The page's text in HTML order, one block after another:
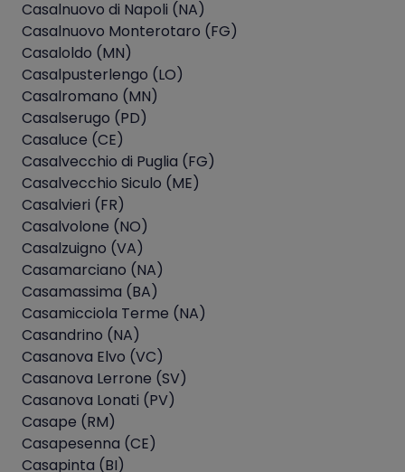
Casalnuovo di Napoli (NA)
Casalnuovo Monterotaro (FG)
Casaloldo (MN)
Casalpusterlengo (LO)
Casalromano (MN)
Casalserugo (PD)
Casaluce (CE)
Casalvecchio di Puglia (FG)
Casalvecchio Siculo (ME)
Casalvieri (FR)
Casalvolone (NO)
Casalzuigno (VA)
Casamarciano (NA)
Casamassima (BA)
Casamicciola Terme (NA)
Casandrino (NA)
Casanova Elvo (VC)
Casanova Lerrone (SV)
Casanova Lonati (PV)
Casape (RM)
Casapesenna (CE)
Casapinta (BI)